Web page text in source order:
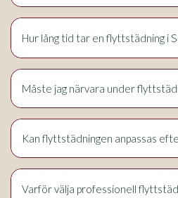
Hur lång tid tar en flyttstädning i
Måste jag närvara under
Kan flyttstädningen anpassas
Varför välja professionell